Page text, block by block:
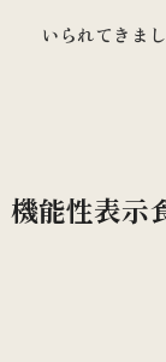
いられてきま
機能性表示